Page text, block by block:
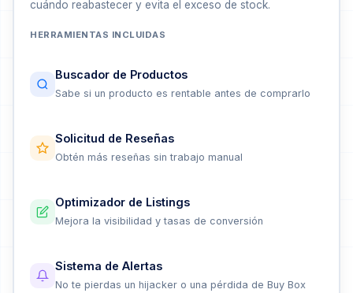
cuándo reabastecer y evita el exceso de stock.
HERRAMIENTAS INCLUIDAS
Buscador de Productos
Sabe si un producto es rentable antes de comprarlo
Solicitud de Reseñas
Obtén más reseñas sin trabajo manual
Optimizador de Listings
Mejora la visibilidad y tasas de conversión
Sistema de Alertas
No te pierdas un hijacker o una pérdida de Buy Box